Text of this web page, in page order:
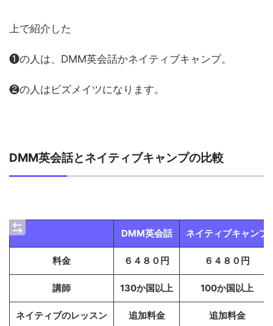
上で紹介した
❶の人は、DMM英会話かネイティブキャンプ。
❷の人はビズメイツになります。
DMM英会話とネイティブキャンプの比較
DMM英会話 ネイティブキャンプ
料金 ６４８０円 ６４８０円
講師 130か国以上 100か国以上
ネイティブのレッスン 追加料金 追加料金